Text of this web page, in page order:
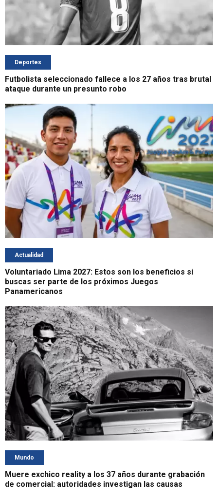
Deportes
Futbolista seleccionado fallece a los 27 años tras brutal
ataque durante un presunto robo
Actualidad
Voluntariado Lima 2027: Estos son los beneficios si
buscas ser parte de los próximos Juegos
Panamericanos
Mundo
Muere exchico reality a los 37 años durante grabación
de comercial: autoridades investigan las causas